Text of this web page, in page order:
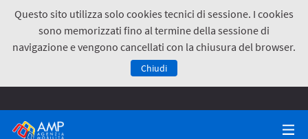
Questo sito utilizza solo cookies tecnici di sessione. I cookies
sono memorizzati fino al termine della sessione di
navigazione e vengono cancellati con la chiusura del browser.
Chiudi